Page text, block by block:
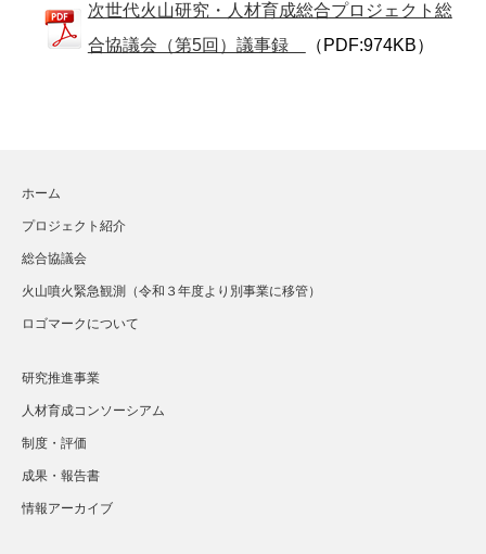
次世代火山研究・人材育成総合プロジェクト総
合協議会（第5回）議事録
（PDF:974KB）
ホーム
プロジェクト紹介
総合協議会
火山噴火緊急観測（令和３年度より別事業に移管）
ロゴマークについて
研究推進事業
人材育成コンソーシアム
制度・評価
成果・報告書
情報アーカイブ